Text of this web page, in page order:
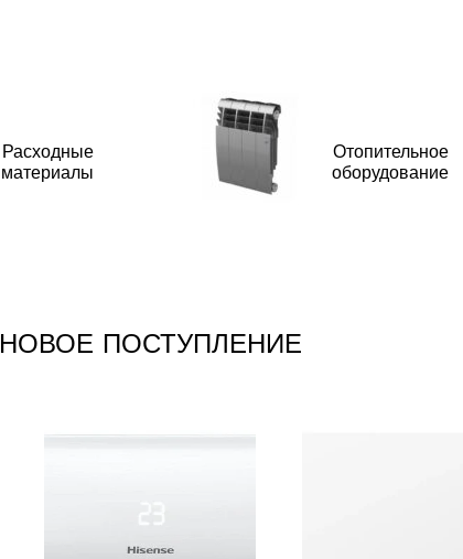
Расходные
материалы
Отопительное
оборудование
НОВОЕ ПОСТУПЛЕНИЕ